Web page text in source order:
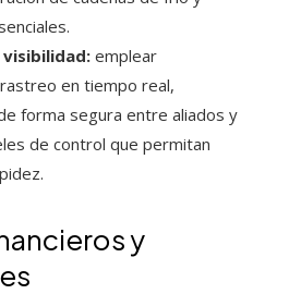
visibilidad: emplear
en tiempo real,
forma segura entre aliados y
de control que permitan
y